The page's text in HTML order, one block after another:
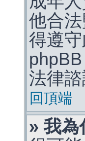
他合
得遵
法律
回頂端
» 我為